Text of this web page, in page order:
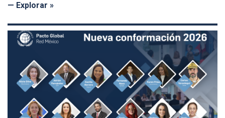
— Explorar »